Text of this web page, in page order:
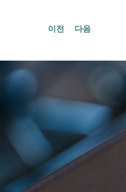
이전 다음